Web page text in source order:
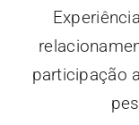
participação